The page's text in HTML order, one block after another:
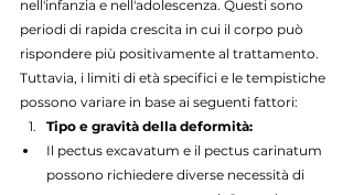
nell'infanzia e nell'adolescenza. Questi sono
periodi di rapida crescita in cui il corpo può
rispondere più positivamente al trattamento.
Tuttavia, i limiti di età specifici e le tempistiche
possono variare in base ai seguenti fattori:
Tipo e gravità della deformità:
Il pectus excavatum e il pectus carinatum
possono richiedere diverse necessità di